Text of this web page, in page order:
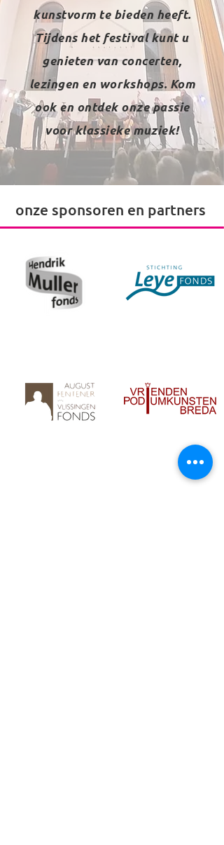
kunstvorm te bieden heeft.
Tijdens het festival kunt u
genieten van concerten,
lezingen en workshops. Kom
ook en ontdek onze passie
voor klassieke muziek!
onze sponsoren en partners